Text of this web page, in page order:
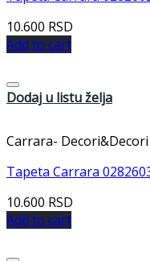
10.600 RSD
Add to cart
Dodaj u listu želja
Carrara- Decori&Decori
Tapeta Carrara
10.600 RSD
Add to cart